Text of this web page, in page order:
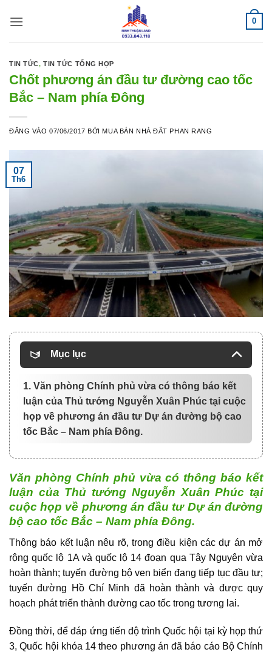
qua
0
TIN TỨC,TIN TỨC TỔNG HỢP
Chốt phương án đầu tư đường cao tốc
Bắc – Nam phía Đông
ĐĂNG VÀO07/06/2017 BỞI MUA BÁN NHÀ ĐẤT PHAN RANG
07
Th6
Mục lục
1. Văn phòng Chính phủ vừa có thông báo kết
luận của Thủ tướng Nguyễn Xuân Phúc tại cuộc
họp về phương án đầu tư Dự án đường bộ cao
tốc Bắc – Nam phía Đông.
Văn phòng Chính phủ vừa có thông báo kết
luận của Thủ tướng Nguyễn Xuân Phúc tại
cuộc họp về phương án đầu tư Dự án đường
bộ cao tốc Bắc – Nam phía Đông.
Thông báo kết luận nêu rõ, trong điều kiện các dự án mở
rộng quốc lộ 1A và quốc lộ 14 đoạn qua Tây Nguyên vừa
hoàn thành; tuyến đường bộ ven biển đang tiếp tục đầu tư;
tuyến đường Hồ Chí Minh đã hoàn thành và được quy
hoạch phát triển thành đường cao tốc trong tương lai.
Đồng thời, để đáp ứng tiến độ trình Quốc hội tại kỳ họp thứ
3, Quốc hội khóa 14 theo phương án đã báo cáo Bộ Chính